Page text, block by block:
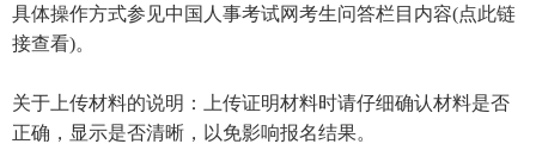
具体操作方式参见中国人事考试网考生问答栏目内容(点此链
接查看)。
关于上传材料的说明：上传证明材料时请仔细确认材料是否
正确，显示是否清晰，以免影响报名结果。